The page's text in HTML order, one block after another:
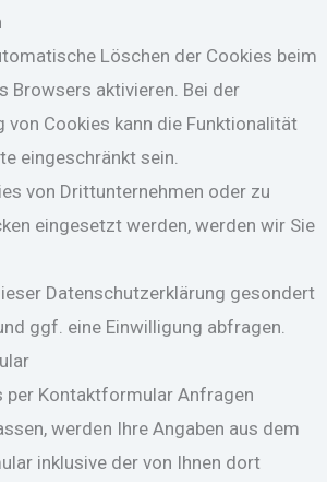
Löschen der Cookies beim
Browsers aktivieren. Bei der
von Cookies kann die Funktionalität
eingeschränkt sein.
von Drittunternehmen oder zu
eingesetzt werden, werden wir Sie
Datenschutzerklärung gesondert
ggf. eine Einwilligung abfragen.
per Kontaktformular Anfragen
werden Ihre Angaben aus dem
inklusive der von Ihnen dort